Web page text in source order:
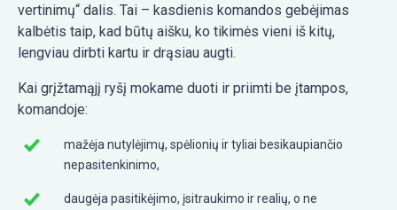
vertinimų“ dalis. Tai – kasdienis komandos gebėjimas
kalbėtis taip, kad būtų aišku, ko tikimės vieni iš kitų,
lengviau dirbti kartu ir drąsiau augti.
Kai grįžtamąjį ryšį mokame duoti ir priimti be įtampos,
komandoje:
mažėja nutylėjimų, spėlionių ir tyliai besikaupiančio
nepasitenkinimo,
daugėja pasitikėjimo, įsitraukimo ir realių, o ne